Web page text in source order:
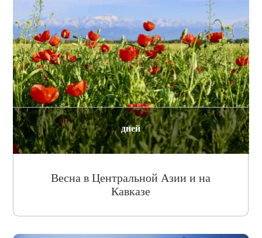
дней
Весна в Центральной Азии и на
Кавказе